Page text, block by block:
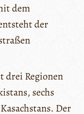
dem
der
drei Regionen
sechs
Der